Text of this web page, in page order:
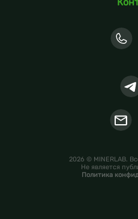
2026 © MINERLAB.
Не является
Политика